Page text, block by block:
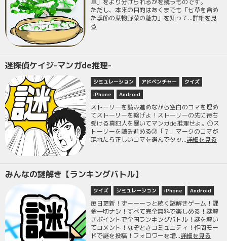
ただし、本来の目的はあくまでも「七草を含め
た季節の葉物野菜の魅力」を知って...詳細を見
る
迷探偵ケイジ-マンガde推理-
シミュレーション アドベンチャー
クイズ
iPhone
Android
ストーリーを読み進めながら空白のコマを埋め
てストーリーを繋げよ！ストーリーの先に待ち
受ける真犯人を暴いてマンガde推理せよ。①ス
トーリーを読み進める②「？」マークのコマが
現れたら正しいコマを選んでタッ...詳細を見る
‎みんなの謎解き【ランキングバトル】
クイズ シミュレーション iPhone Android
毎日更新！ずーーーっと続く謎解きゲーム！課
金一切ナシ！すべて完全無料で楽しめる！謎解
きポイントで全国ランキングバトル！謎を解い
てコメント！なぞときコミュニティ！作問モー
ドで謎を投稿！フォロワーを増...詳細を見る